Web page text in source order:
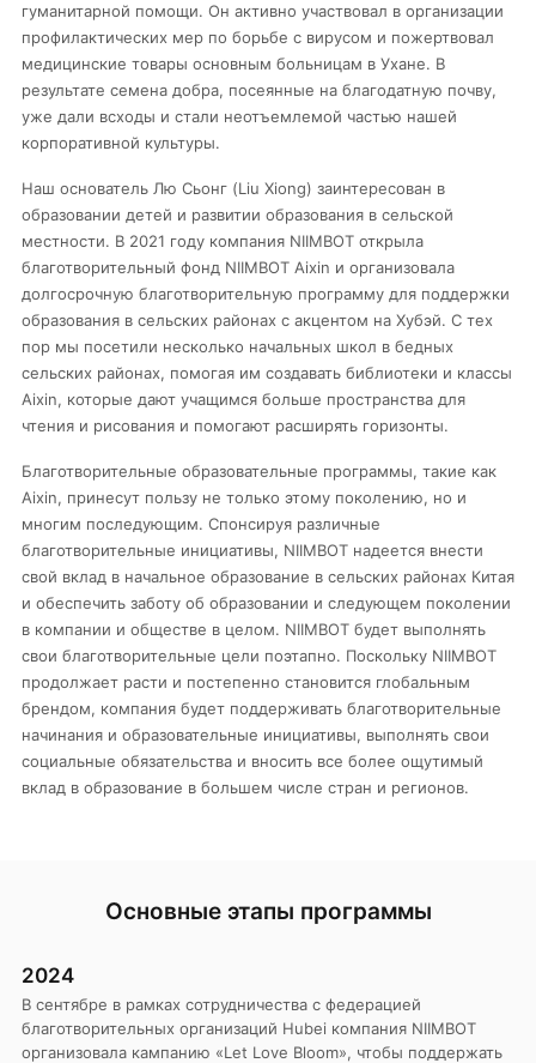
гуманитарной помощи. Он активно участвовал в организации
профилактических мер по борьбе с вирусом и пожертвовал
медицинские товары основным больницам в Ухане. В
результате семена добра, посеянные на благодатную почву,
уже дали всходы и стали неотъемлемой частью нашей
корпоративной культуры.
Наш основатель Лю Сьонг (Liu Xiong) заинтересован в
образовании детей и развитии образования в сельской
местности. В 2021 году компания NIIMBOT открыла
благотворительный фонд NIIMBOT Aixin и организовала
долгосрочную благотворительную программу для поддержки
образования в сельских районах с акцентом на Хубэй. С тех
пор мы посетили несколько начальных школ в бедных
сельских районах, помогая им создавать библиотеки и классы
Aixin, которые дают учащимся больше пространства для
чтения и рисования и помогают расширять горизонты.
Благотворительные образовательные программы, такие как
Aixin, принесут пользу не только этому поколению, но и
многим последующим. Спонсируя различные
благотворительные инициативы, NIIMBOT надеется внести
свой вклад в начальное образование в сельских районах Китая
и обеспечить заботу об образовании и следующем поколении
в компании и обществе в целом. NIIMBOT будет выполнять
свои благотворительные цели поэтапно. Поскольку NIIMBOT
продолжает расти и постепенно становится глобальным
брендом, компания будет поддерживать благотворительные
начинания и образовательные инициативы, выполнять свои
социальные обязательства и вносить все более ощутимый
вклад в образование в большем числе стран и регионов.
Основные этапы программы
2024
В сентябре в рамках сотрудничества с федерацией
благотворительных организаций Hubei компания NIIMBOT
организовала кампанию «Let Love Bloom», чтобы поддержать